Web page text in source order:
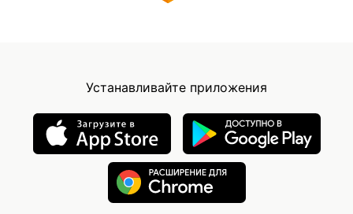
Устанавливайте приложения